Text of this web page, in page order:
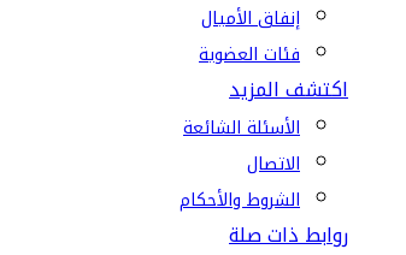
إنفاق الأميال
فئات العضوية
اكتشف المزيد
الأسئلة الشائعة
الاتصال
الشروط والأحكام
روابط ذات صلة